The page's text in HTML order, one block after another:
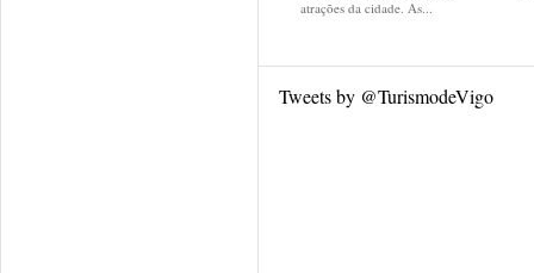
atrações da cidade. As...
Tweets by @TurismodeVigo